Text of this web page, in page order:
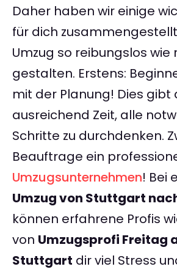
Daher haben wir einige
für dich
Umzug so reibungslos wie
gestalten. Erstens:
mit der Planung! Dies gibt
ausreichend Zeit, alle
Schritte zu durchdenken.
Beauftrage ein
Umzugsunternehmen! Bei
Umzug von Stuttgart
können erfahrene Profis
von Umzugsprofi Freitag
Stuttgart dir viel Stress